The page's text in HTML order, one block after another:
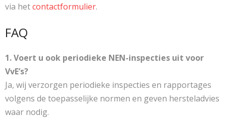
via hetcontactformulier.
FAQ
1. Voert u ook periodieke NEN-inspecties uit voor
VvE’s?
Ja, wij verzorgen periodieke inspecties en rapportages
volgens de toepasselijke normen en geven hersteladvies
waar nodig.